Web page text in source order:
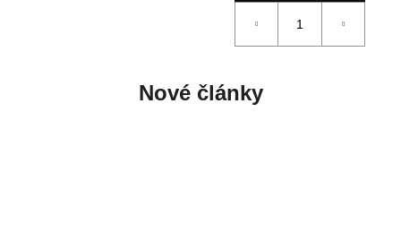
Nové články